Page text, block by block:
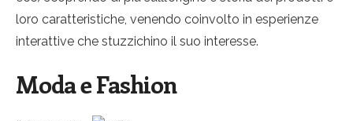
loro caratteristiche, venendo coinvolto in esperienze
interattive che stuzzichino il suo interesse.
Moda e Fashion